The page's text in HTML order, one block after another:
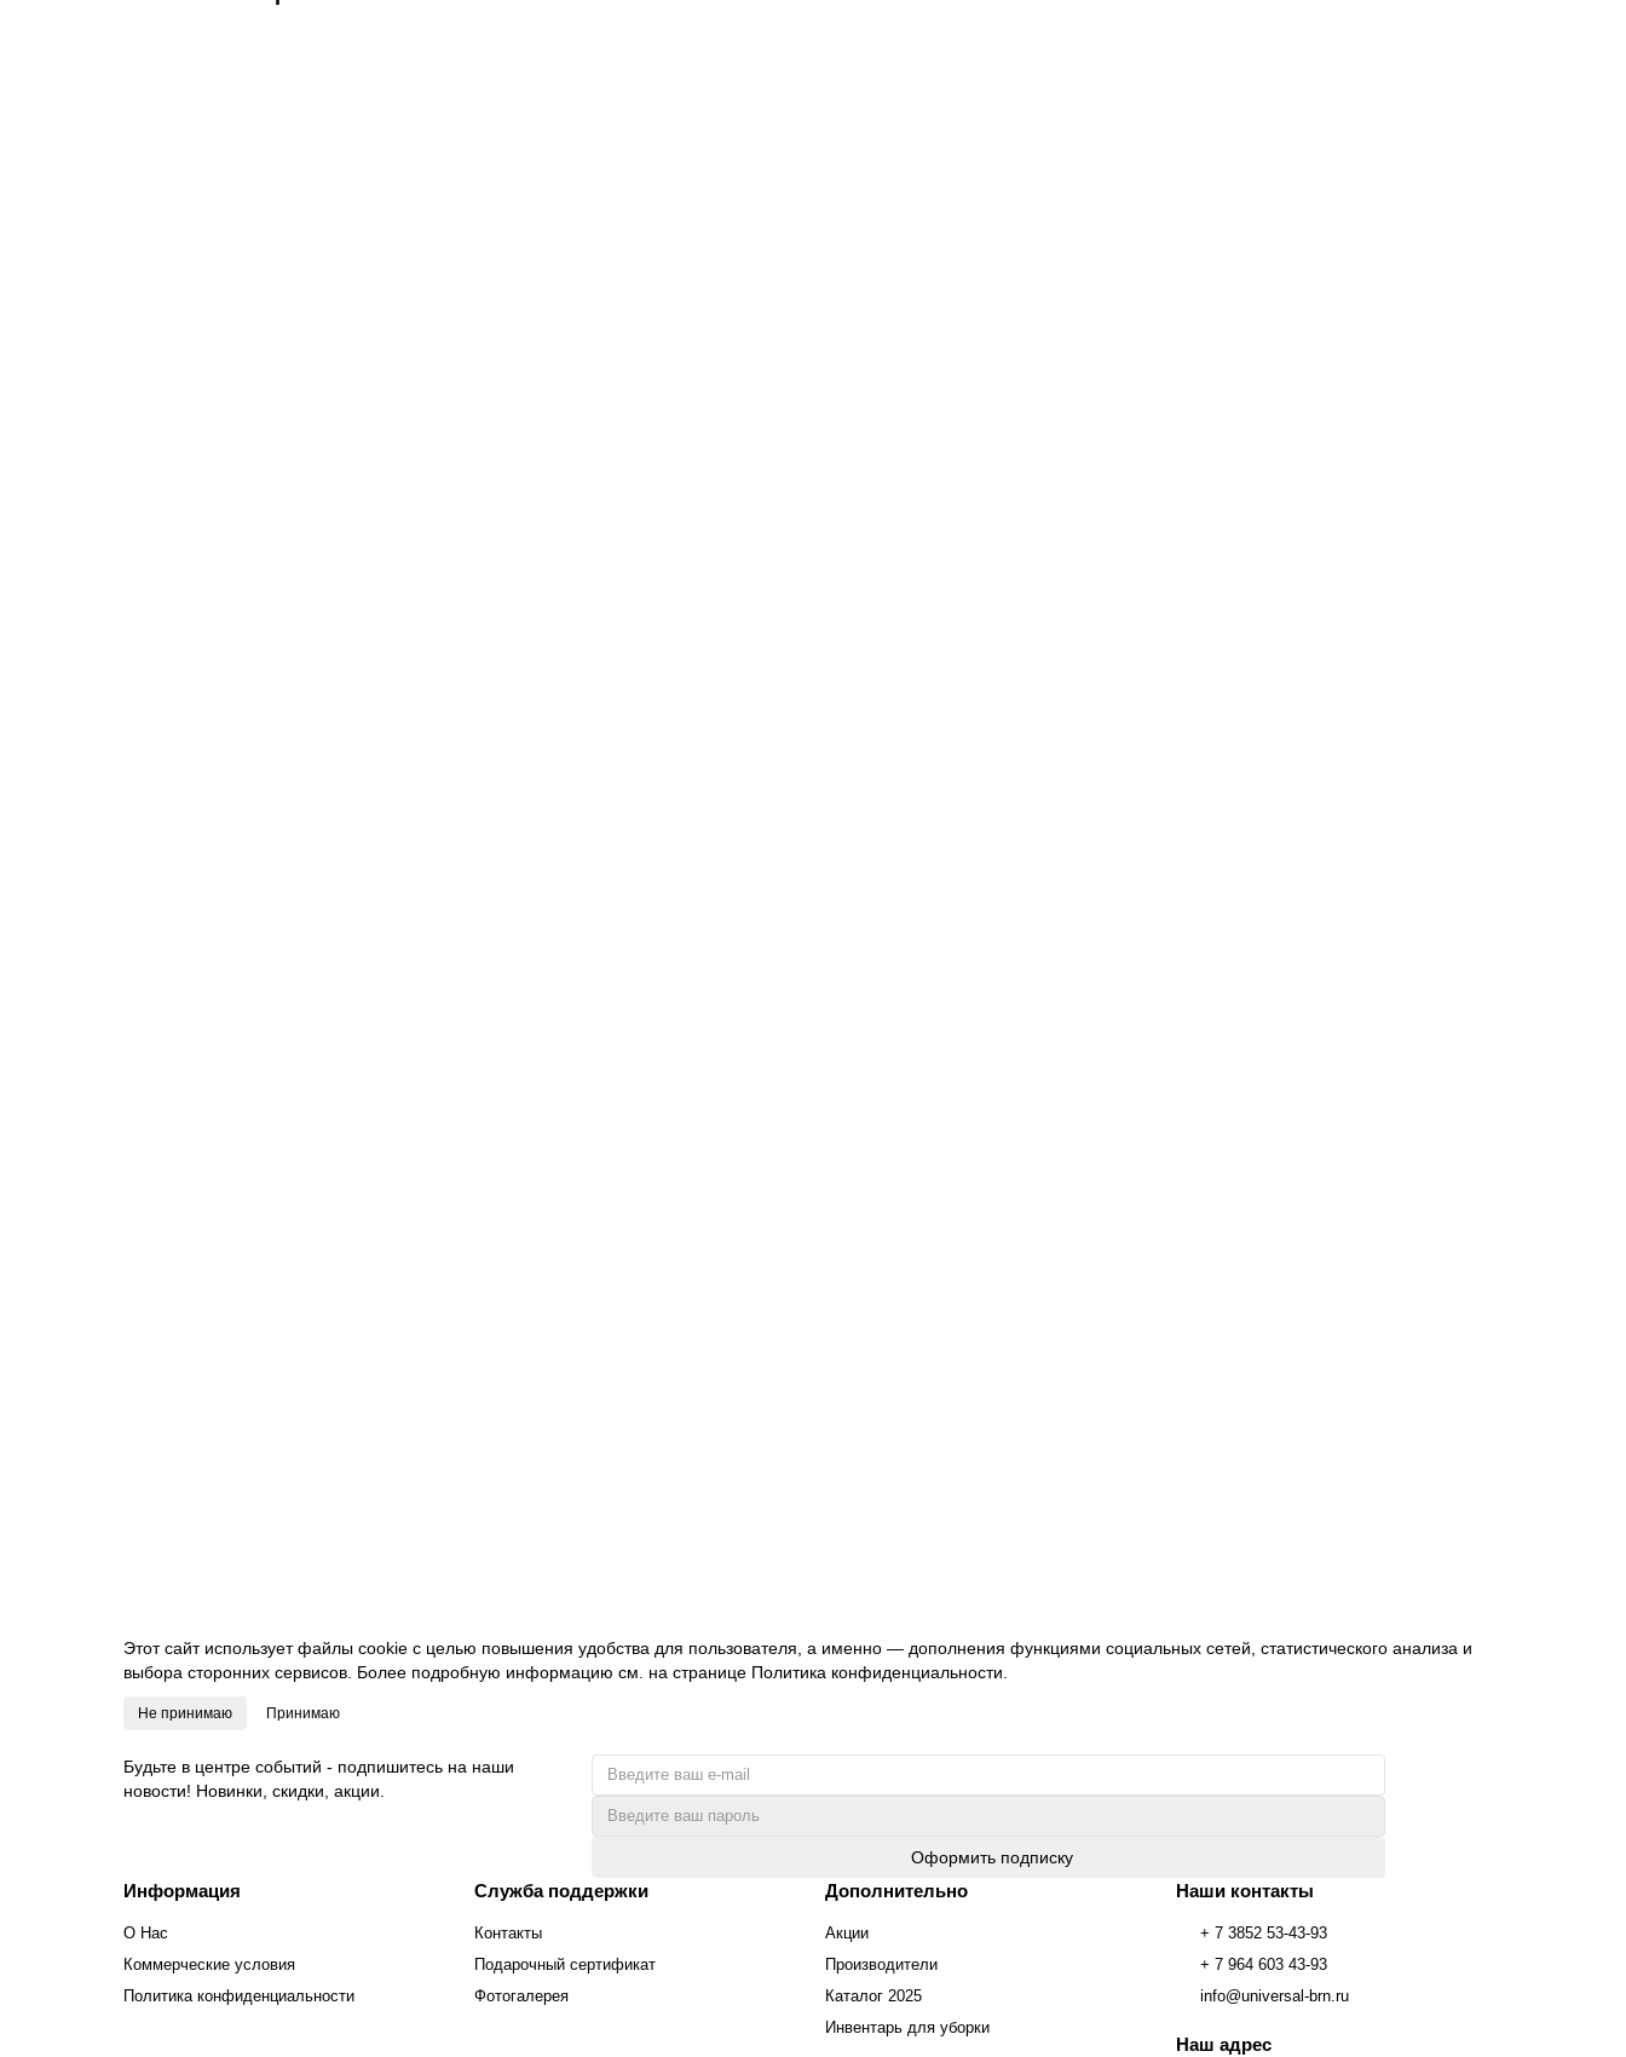
Этот сайт использует файлы cookie с целью повышения удобства для пользователя, а именно — дополнения функциями социальных сетей, статистического анализа и
выбора сторонних сервисов. Более подробную информацию см. на странице Политика конфиденциальности.
Не принимаю Принимаю
Будьте в центре событий - подпишитесь на наши
новости! Новинки, скидки, акции.
Оформить подписку
Информация
О Нас
Коммерческие условия
Политика конфиденциальности
Служба поддержки
Контакты
Подарочный сертификат
Фотогалерея
Дополнительно
Акции
Производители
Каталог 2025
Инвентарь для уборки
Наши контакты
+ 7 3852 53-43-93
+ 7 964 603 43-93
info@universal-brn.ru
Наш адрес